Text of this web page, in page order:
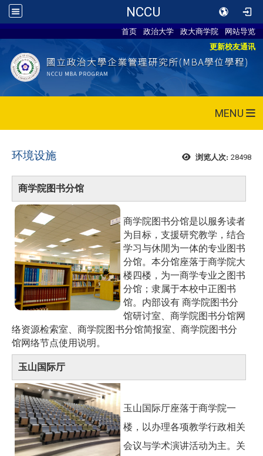
NCCU
首页 政治大学 政大商学院
网站导览
更新校友通讯
MENU
浏览人次: 28498
环境设施
商学院图书分馆
商学院图书分馆是以服务读者
为目标，支援研究教学，结合
学习与休閒为一体的专业图书
分馆。本分馆座落于商学院大
楼四楼，为一商学专业之图书
分馆；隶属于本校中正图书
馆。内部设有 商学院图书分
馆研讨室、商学院图书分馆网
络资源检索室、商学院图书分馆简报室、商学院图书分
馆网络节点使用说明。
玉山国际厅
玉山国际厅座落于商学院一
楼，以办理各项教学行政相关
会议与学术演讲活动为主。关